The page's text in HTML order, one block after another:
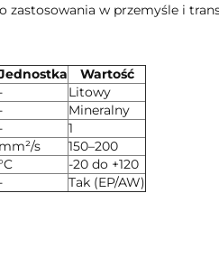
zastosowania w przemyśle i
Wartość
Litowy
Mineralny
1
mm²/s
150–200
-20 do +120
Tak (EP/AW)